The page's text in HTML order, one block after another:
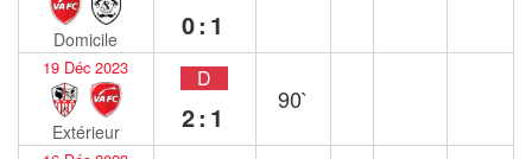
Domicile 0:1
19 Déc 2023
Extérieur
D
2:1
90`